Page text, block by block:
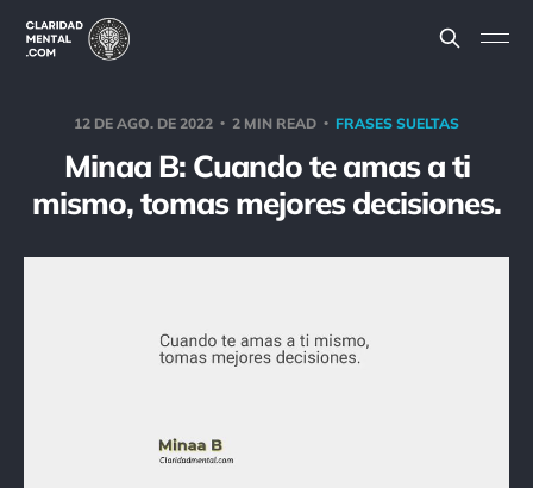
12 DE AGO. DE 2022 2 MIN READ FRASES SUELTAS
Minaa B: Cuando te amas a ti
mismo, tomas mejores decisiones.